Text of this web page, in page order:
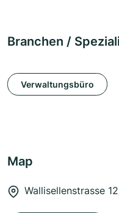
Branchen /
Verwaltungsbüro
Map
Wallisellenstrasse